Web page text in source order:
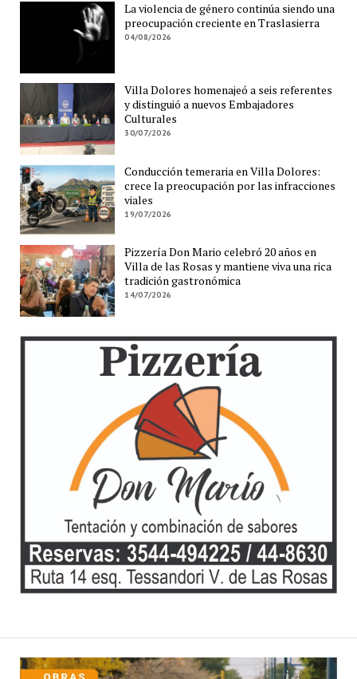
La violencia de género continúa siendo una
preocupación creciente en Traslasierra
04/08/2026
Villa Dolores homenajeó a seis referentes
y distinguió a nuevos Embajadores
Culturales
30/07/2026
Conducción temeraria en Villa Dolores:
crece la preocupación por las infracciones
viales
19/07/2026
Pizzería Don Mario celebró 20 años en
Villa de las Rosas y mantiene viva una rica
tradición gastronómica
14/07/2026